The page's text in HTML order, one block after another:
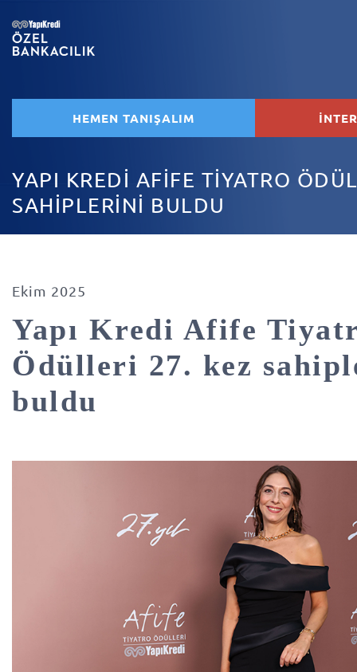
HEMEN TANIŞALIM
YAPI KREDİ AFİFE TİYATRO
SAHİPLERİNİ BULDU
Ekim 2025
Yapı Kredi Afife
Ödülleri 27. kez
buldu